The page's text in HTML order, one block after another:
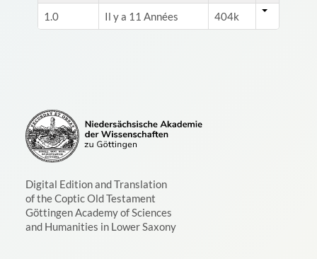
1.0 Il y a 11 Années 404k
Digital Edition and Translation
of the Coptic Old Testament
Göttingen Academy of Sciences
and Humanities in Lower Saxony